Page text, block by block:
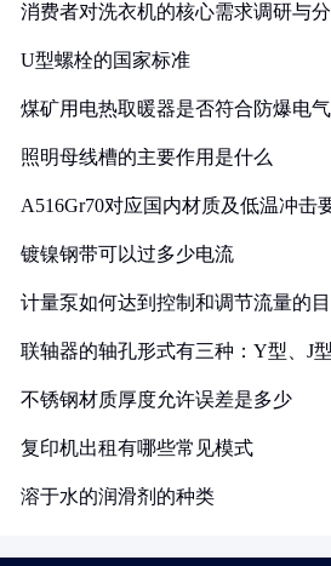
消费者对洗衣机的核心需求调研与
U型螺栓的国家标准
煤矿用电热取暖器是否符合防爆电
照明母线槽的主要作用是什么
A516Gr70对应国内材质及低温冲击
镀镍钢带可以过多少电流
计量泵如何达到控制和调节流量的
联轴器的轴孔形式有三种：Y型、J
不锈钢材质厚度允许误差是多少
复印机出租有哪些常见模式
溶于水的润滑剂的种类